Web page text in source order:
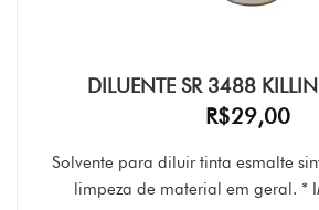
DILUENTE SR 3488
R$29,00
Solvente para diluir tinta esmalte
limpeza de material em geral. *